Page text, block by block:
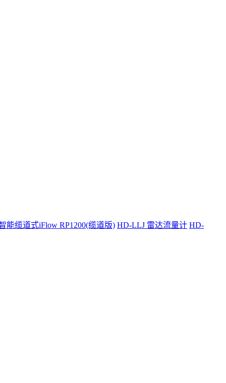
能缆道式iFlow RP1200(缆道版) HD-LLJ 雷达流量计 HD-